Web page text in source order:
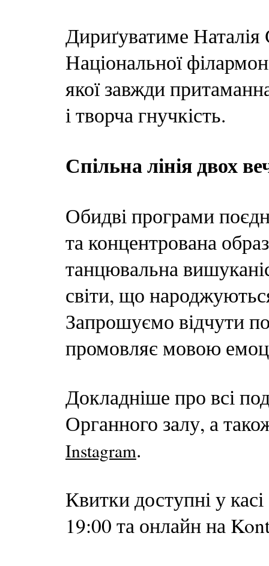
Дириґуватиме
Національної
якої завжди
і творча гнучкість.
Спільна лінія двох
Обидві програми
та концентрована
танцювальна
світи, що
Запрошуємо відчути
промовляє мовою
Докладніше про всі
Органного залу, а
Instagram.
Квитки доступні у
19:00 та онлайн на